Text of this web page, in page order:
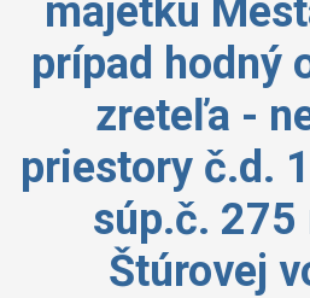
majetku
prípad hodný
zreteľa -
priestory č.d.
súp.č. 275
Štúrovej